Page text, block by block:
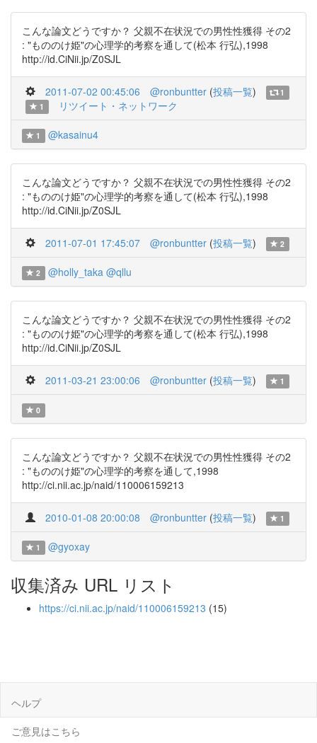
こんな論文どうですか？ 父親不在状況での男性性獲得 その2
: "もののけ姫"の心理学的考察を通して(松本 行弘),1998
http://id.CiNii.jp/Z0SJL
2011-07-02 00:45:06 @ronbuntter (投稿一覧)
1
1
リツイート・ネットワーク
1 @kasainu4
こんな論文どうですか？ 父親不在状況での男性性獲得 その2
: "もののけ姫"の心理学的考察を通して(松本 行弘),1998
http://id.CiNii.jp/Z0SJL
2011-07-01 17:45:07 @ronbuntter (投稿一覧) 2
2 @holly_taka @qllu
こんな論文どうですか？ 父親不在状況での男性性獲得 その2
: "もののけ姫"の心理学的考察を通して(松本 行弘),1998
http://id.CiNii.jp/Z0SJL
2011-03-21 23:00:06 @ronbuntter (投稿一覧) 1
0
こんな論文どうですか？ 父親不在状況での男性性獲得 その2
: "もののけ姫"の心理学的考察を通して,1998
http://ci.nii.ac.jp/naid/110006159213
2010-01-08 20:00:08 @ronbuntter (投稿一覧) 1
1 @gyoxay
収集済み URL リスト
https://ci.nii.ac.jp/naid/110006159213 (15)
ヘルプ
ご意見はこちら